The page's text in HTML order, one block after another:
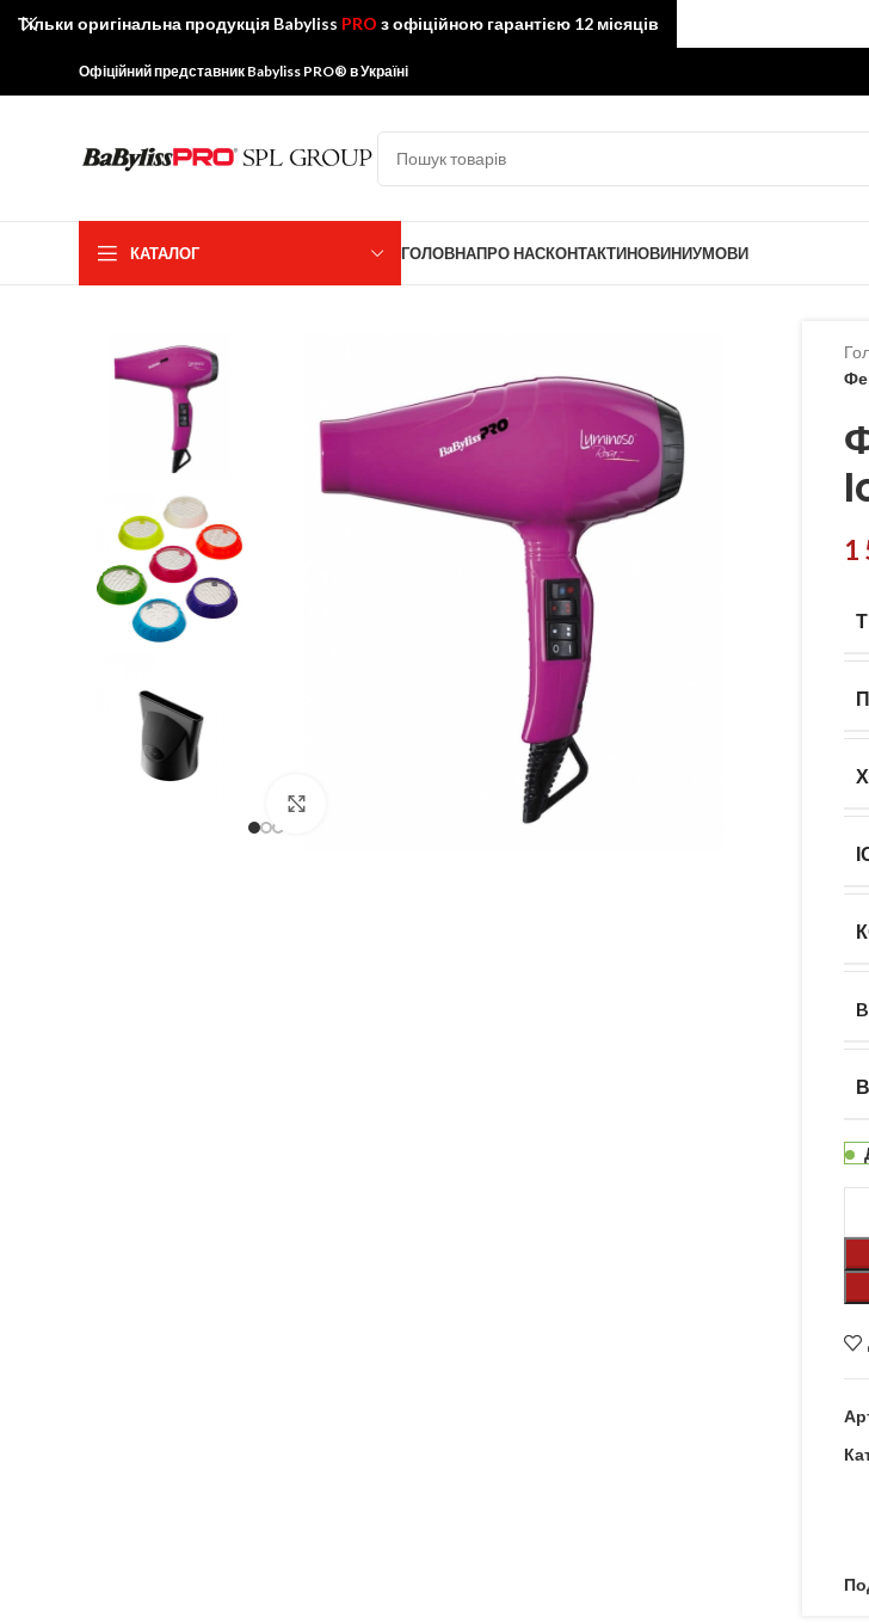
Офіційний представник Babyliss PRO® в Україні
КАТАЛОГ ГОЛОВНАПРО НАСКОНТАКТИНОВИНИУМОВИ
1
Тільки оригінальна продукція Babyliss PRO з офіційною гарантією 12 місяців